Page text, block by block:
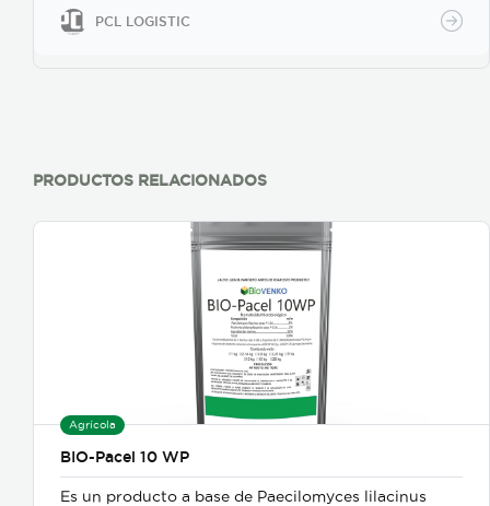
importante de la planta es la raíz, por transformarse
en tubérculo las raíces rastreras que acumulan
PCL LOGISTIC
PRODUCTOS RELACIONADOS
Agrícola
BIO-Pacel 10 WP
Es un producto a base de Paecilomyces lilacinus